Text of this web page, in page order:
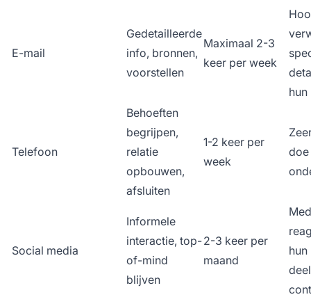
E-mail
Gedetailleerde
info, bronnen,
voorstellen
Maximaal 2-3
keer per week
Telefoon
Behoeften
begrijpen,
relatie
opbouwen,
afsluiten
1-2 keer per
week
Social media
Informele
interactie, top-
of-mind
blijven
2-3 keer per
maand
hun